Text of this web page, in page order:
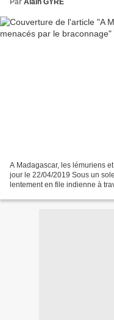
Par Alain GYRE
A Madagascar, les lémuriens
jour le 22/04/2019 Sous un
lentement en file indienne à